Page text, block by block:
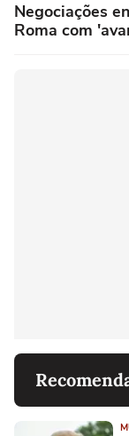
Negociações
Roma com